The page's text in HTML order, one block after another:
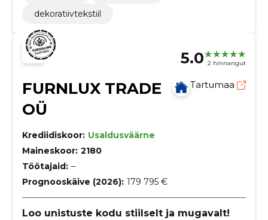
dekoratiivtekstiil
5.0 2 hinnangut
FURNLUX TRADE
OÜ
Tartumaa
Krediidiskoor: Usaldusväärne
Maineskoor: 2180
Töötajaid: –
Prognooskäive (2026): 179 795 €
Loo unistuste kodu stiilselt ja mugavalt!